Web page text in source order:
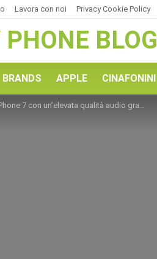
Lavora con noi Privacy Cookie Policy
PHONE BLOG
BRANDS APPLE CINAFONINI
7 con un’elevata qualità audio grazie al Labirinto Acustico